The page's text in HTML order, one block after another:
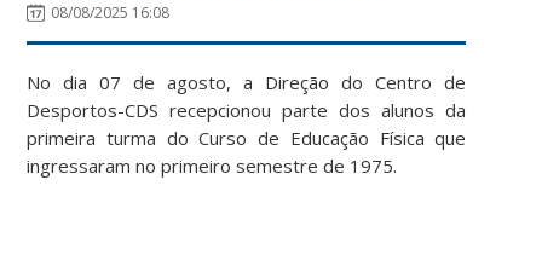
08/08/2025 16:08
No dia 07 de agosto, a Direção do Centro de
Desportos-CDS recepcionou parte dos alunos da
primeira turma do Curso de Educação Física que
ingressaram no primeiro semestre de 1975.